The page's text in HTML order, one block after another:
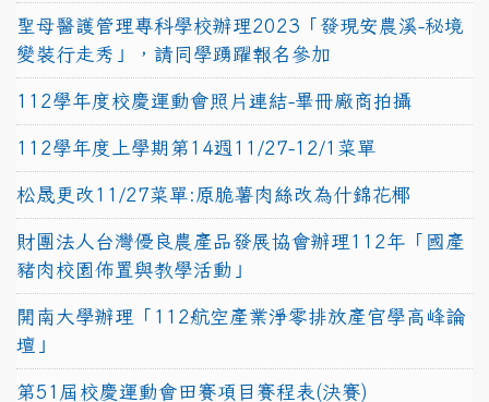
聖母醫護管理專科學校辦理2023「發現安農溪-秘境
變裝行走秀」，請同學踴躍報名參加
112學年度校慶運動會照片連結-畢冊廠商拍攝
112學年度上學期第14週11/27-12/1菜單
松晟更改11/27菜單:原脆薯肉絲改為什錦花椰
財團法人台灣優良農產品發展協會辦理112年「國產
豬肉校園佈置與教學活動」
開南大學辦理「112航空產業淨零排放產官學高峰論
壇」
第51屆校慶運動會田賽項目賽程表(決賽)